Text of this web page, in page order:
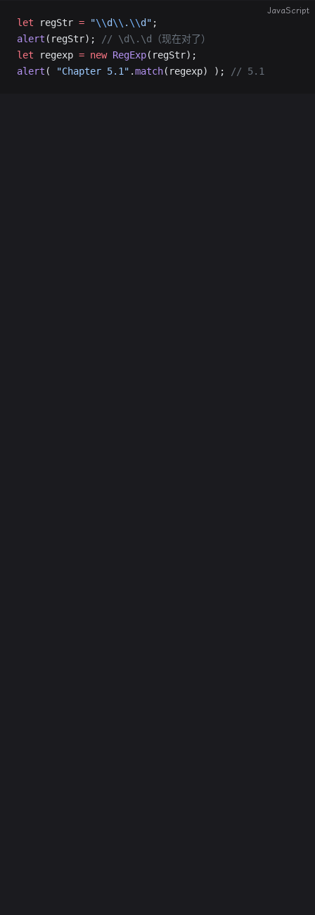
JavaScript
let regStr = "\\d\\ . \\d" ;
alert (regStr);
// \d\.\d（现在对了）
let regexp = new RegExp(regStr);
alert ( "Chapter 5.1" .match(regexp) ); // 5.1